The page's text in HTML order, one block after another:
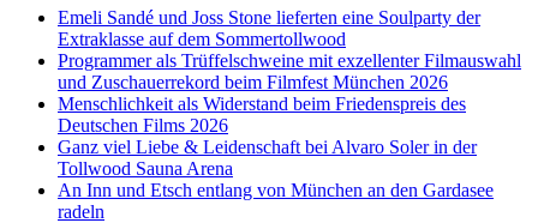
Filmfest
München
Emeli Sandé und Joss Stone lieferten eine Soulparty der
Extraklasse auf dem Sommertollwood
Programmer als Trüffelschweine mit exzellenter Filmauswahl
und Zuschauerrekord beim Filmfest München 2026
Menschlichkeit als Widerstand beim Friedenspreis des
Deutschen Films 2026
Ganz viel Liebe & Leidenschaft bei Alvaro Soler in der
Tollwood Sauna Arena
An Inn und Etsch entlang von München an den Gardasee
radeln